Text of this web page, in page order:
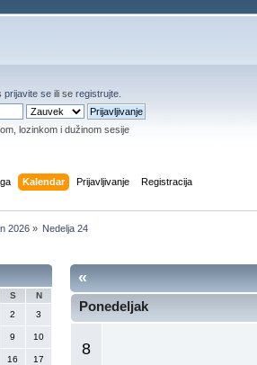
prijavite se ili se registrujte
lozinkom i dužinom sesije
Kalendar Prijavljivanje Registracija
2026» Nedelja 24
S
N
2 3
9 10
16 17
«
Ponedeljak
8